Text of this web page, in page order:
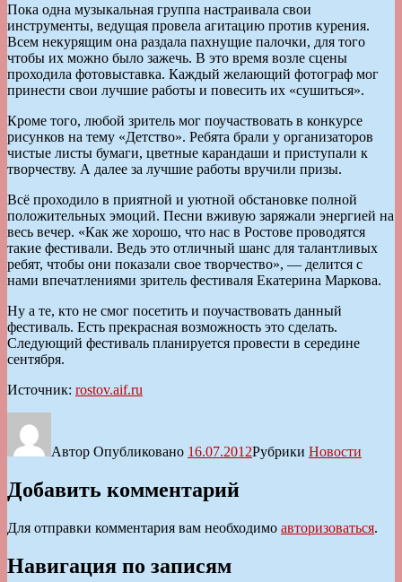
Пока одна музыкальная группа настраивала свои
инструменты, ведущая провела агитацию против курения.
Всем некурящим она раздала пахнущие палочки, для того
чтобы их можно было зажечь. В это время возле сцены
проходила фотовыставка. Каждый желающий фотограф мог
принести свои лучшие работы и повесить их «сушиться».
Кроме того, любой зритель мог поучаствовать в конкурсе
рисунков на тему «Детство». Ребята брали у организаторов
чистые листы бумаги, цветные карандаши и приступали к
творчеству. А далее за лучшие работы вручили призы.
Всё проходило в приятной и уютной обстановке полной
положительных эмоций. Песни вживую заряжали энергией на
весь вечер. «Как же хорошо, что нас в Ростове проводятся
такие фестивали. Ведь это отличный шанс для талантливых
ребят, чтобы они показали свое творчество», — делится с
нами впечатлениями зритель фестиваля Екатерина Маркова.
Ну а те, кто не смог посетить и поучаствовать данный
фестиваль. Есть прекрасная возможность это сделать.
Следующий фестиваль планируется провести в середине
сентября.
Источник: rostov.aif.ru
Автор Опубликовано 16.07.2012Рубрики Новости
Добавить комментарий
Для отправки комментария вам необходимо авторизоваться.
Навигация по записям